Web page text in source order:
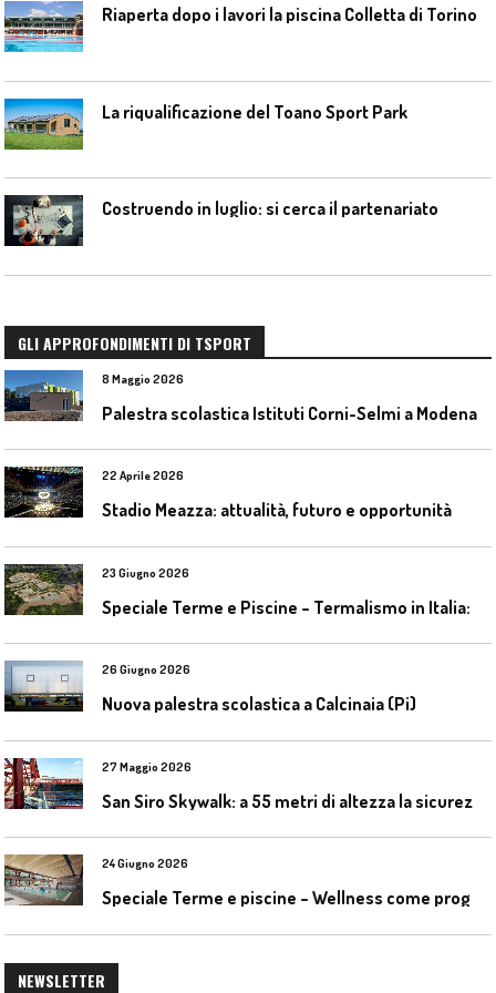
Riaperta dopo i lavori la piscina Colletta di Torino
La riqualificazione del Toano Sport Park
Costruendo in luglio: si cerca il partenariato
GLI APPROFONDIMENTI DI TSPORT
8 Maggio 2026
Palestra scolastica Istituti Corni-Selmi a Modena
22 Aprile 2026
Stadio Meazza: attualità, futuro e opportunità
23 Giugno 2026
26 Giugno 2026
Nuova palestra scolastica a Calcinaia (Pi)
27 Maggio 2026
24 Giugno 2026
NEWSLETTER